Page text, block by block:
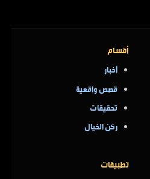
أقسام
أخبار
قصص واقعية
تحقيقات
ركن الخيال
تطبيقات